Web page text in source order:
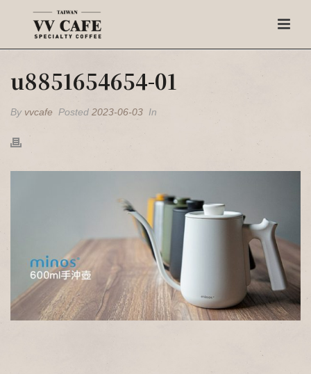
u8851654654-01
By vvcafe Posted 2023-06-03 In